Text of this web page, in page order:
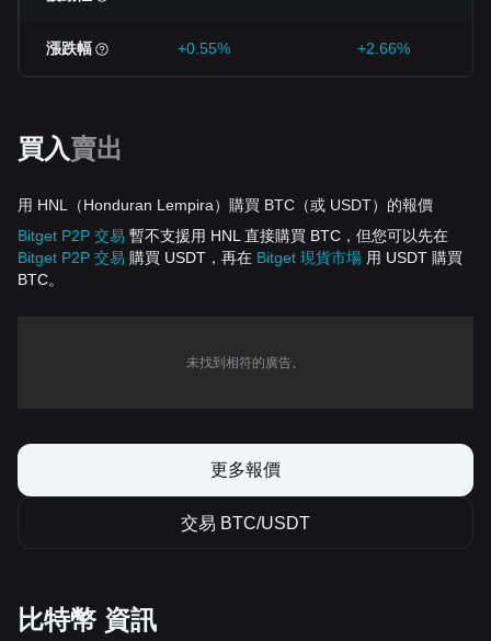
漲跌幅 +0.55% +2.66%
買入賣出
用 HNL（Honduran Lempira）購買 BTC（或 USDT）的報價
Bitget P2P 交易 暫不支援用 HNL 直接購買 BTC，但您可以先在
Bitget P2P 交易 購買 USDT，再在 Bitget 現貨市場 用 USDT 購買
BTC。
未找到相符的廣告。
更多報價
交易 BTC/USDT
比特幣 資訊